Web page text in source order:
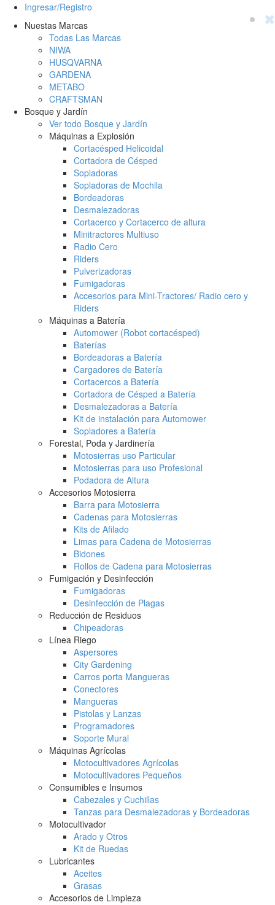
Ingresar/Registro
✖
Nuestas Marcas
Todas Las Marcas
NIWA
HUSQVARNA
GARDENA
METABO
CRAFTSMAN
Bosque y Jardín
Ver todo Bosque y Jardín
Máquinas a Explosión
Cortacésped Helicoidal
Cortadora de Césped
Sopladoras
Sopladoras de Mochila
Bordeadoras
Desmalezadoras
Cortacerco y Cortacerco de altura
Minitractores Multiuso
Radio Cero
Riders
Pulverizadoras
Fumigadoras
Accesorios para Mini-Tractores/ Radio cero y
Riders
Máquinas a Batería
Automower (Robot cortacésped)
Baterías
Bordeadoras a Batería
Cargadores de Batería
Cortacercos a Batería
Cortadora de Césped a Batería
Desmalezadoras a Batería
Kit de instalación para Automower
Sopladores a Batería
Forestal, Poda y Jardinería
Motosierras uso Particular
Motosierras para uso Profesional
Podadora de Altura
Accesorios Motosierra
Barra para Motosierra
Cadenas para Motosierras
Kits de Afilado
Limas para Cadena de Motosierras
Bidones
Rollos de Cadena para Motosierras
Fumigación y Desinfección
Fumigadoras
Desinfección de Plagas
Reducción de Residuos
Chipeadoras
Línea Riego
Aspersores
City Gardening
Carros porta Mangueras
Conectores
Mangueras
Pistolas y Lanzas
Programadores
Soporte Mural
Máquinas Agrícolas
Motocultivadores Agrícolas
Motocultivadores Pequeños
Consumibles e Insumos
Cabezales y Cuchillas
Tanzas para Desmalezadoras y Bordeadoras
Motocultivador
Arado y Otros
Kit de Ruedas
Lubricantes
Aceites
Grasas
Accesorios de Limpieza